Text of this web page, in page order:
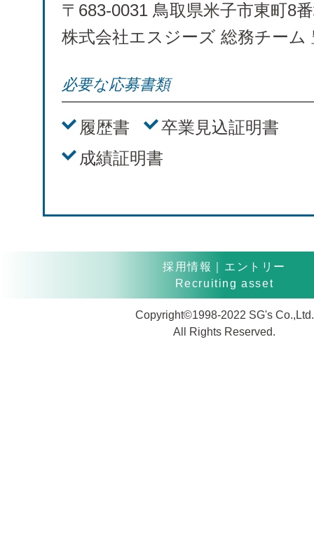
〒683-0031 鳥取県米子市東町8
株式会社エスジーズ 総務チーム
必要な応募書類
履歴書
卒業見込証明書
成績証明書
採用情報｜エントリー
Recruiting asset
Copyright©1998-2022 SG's Co.,Ltd.
All Rights Reserved.